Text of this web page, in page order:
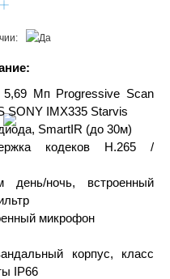
5,69 Мп Progressive Scan
SONY IMX335 Starvis
SmartIR (до 30м)
кодеков H.265 /
день/ночь, встроенный
микрофон
корпус, класс
IР66